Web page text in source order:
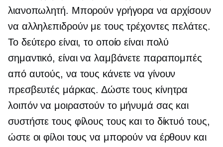
λιανοπωλητή. Μπορούν γρήγορα να αρχίσουν
να αλληλεπιδρούν με τους τρέχοντες πελάτες.
Το δεύτερο είναι, το οποίο είναι πολύ
σημαντικό, είναι να λαμβάνετε παραπομπές
από αυτούς, να τους κάνετε να γίνουν
πρεσβευτές μάρκας. Δώστε τους κίνητρα
λοιπόν να μοιραστούν το μήνυμά σας και
συστήστε τους φίλους τους και το δίκτυό τους,
ώστε οι φίλοι τους να μπορούν να έρθουν και